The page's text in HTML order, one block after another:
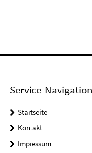
Service-Navigation
Startseite
Kontakt
Impressum